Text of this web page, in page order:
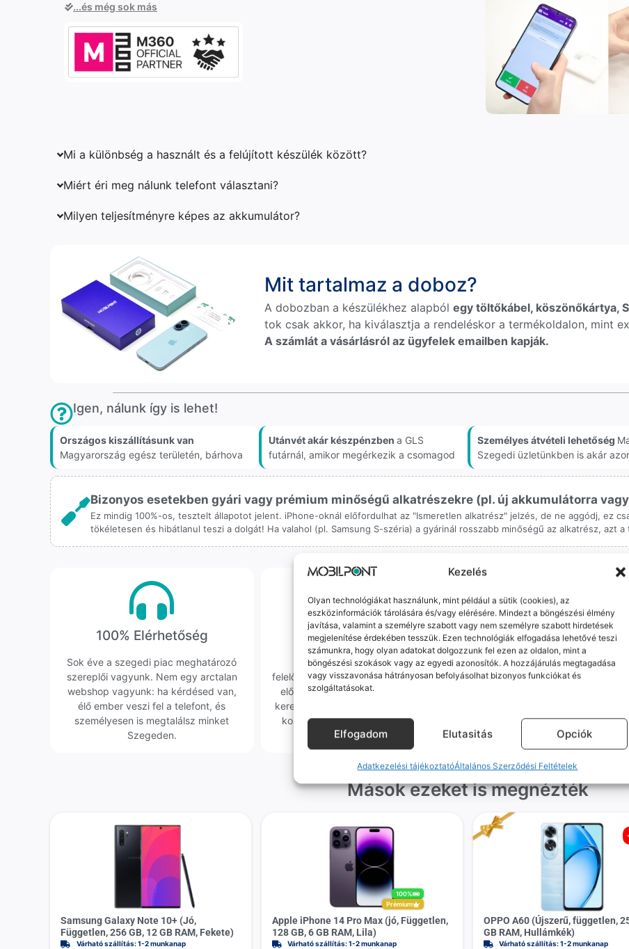
Kezelés
Olyan technológiákat használunk, mint például a sütik (cookies), az
eszközinformációk tárolására és/vagy elérésére. Mindezt a böngészési élmény
javítása, valamint a személyre szabott vagy nem személyre szabott hirdetések
megjelenítése érdekében tesszük. Ezen technológiák elfogadása lehetővé teszi
számunkra, hogy olyan adatokat dolgozzunk fel ezen az oldalon, mint a
böngészési szokások vagy az egyedi azonosítók. A hozzájárulás megtagadása
vagy visszavonása hátrányosan befolyásolhat bizonyos funkciókat és
szolgáltatásokat.
Elfogadom Elutasitás Opciók
Adatkezelési tájékoztatóÁltalános Szerződési Feltételek
...és még sok más
Mi a különbség a használt és a felújított készülék között?
Miért éri meg nálunk telefont választani?
Milyen teljesítményre képes az akkumulátor?
Mit tartalmaz a doboz?
A dobozban a készülékhez alapbólegy töltőkábel, köszönőkártya,
tok csak akkor, ha kiválasztja a rendeléskor a termékoldalon, mint
A számlát a vásárlásról az ügyfelek emailben kapják.
Igen, nálunk így is lehet!
Országos kiszállításunk van
Magyarország egész területén, bárhova
Utánvét akár készpénzben a GLS
futárnál, amikor megérkezik a csomagod
Személyes átvételi lehetőség
Szegedi üzletünkben is akár
Bizonyos esetekben gyári vagy prémium minőségű alkatrészekre (pl. új akkumulátorra
Ez mindig 100%-os, tesztelt állapotot jelent. iPhone-oknál előfordulhat az "Ismeretlen alkatrész" jelzés, de ne aggódj, ez
tökéletesen és hibátlanul teszi a dolgát! Ha valahol (pl. Samsung S-széria) a gyárinál rosszabb minőségű az alkatrész, azt
100% Elérhetőség
Sok éve a szegedi piac meghatározó
szereplői vagyunk. Nem egy arctalan
webshop vagyunk: ha kérdésed van,
élő ember veszi fel a telefont, és
személyesen is megtalálsz minket
Szegeden.
Korrekt Ügyintézés
Hibázni emberi dolog, de a
felelősségvállalás nálunk alap. Ha ritkán
előfordul egy hiba, nem kifogásokat
keresünk, hanem megoldást. Szakértő
kollégáink azonnal kézbe veszik az
ügyedet.
Ingyenes Futár &
Ha messze laksz, mi
készülékért. Garanciális
esetén küldjük a futárt,
telefont, és javítva vagy
küldjük vissza – neked ez 0
költséggel jár.
Mások ezeket is megnézték
Samsung Galaxy Note 10+ (Jó,
Független, 256 GB, 12 GB RAM, Fekete)
Várható szállítás: 1-2 munkanap
100%
Prémium
Apple iPhone 14 Pro Max (jó, Független,
128 GB, 6 GB RAM, Lila)
Várható szállítás: 1-2 munkanap
OPPO A60 (Újszerű, független,
GB RAM, Hullámkék)
Várható szállítás: 1-2 munkanap